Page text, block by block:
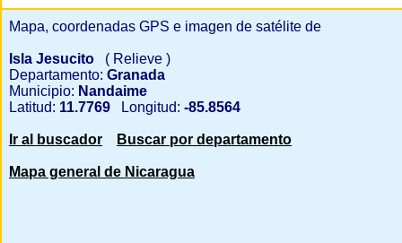
Mapa, coordenadas GPS e imagen de satélite de
Isla Jesucito
( Relieve )
Departamento: Granada
Municipio: Nandaime
Latitud: 11.7769 Longitud: -85.8564
Ir al buscador Buscar por departamento
Mapa general de Nicaragua